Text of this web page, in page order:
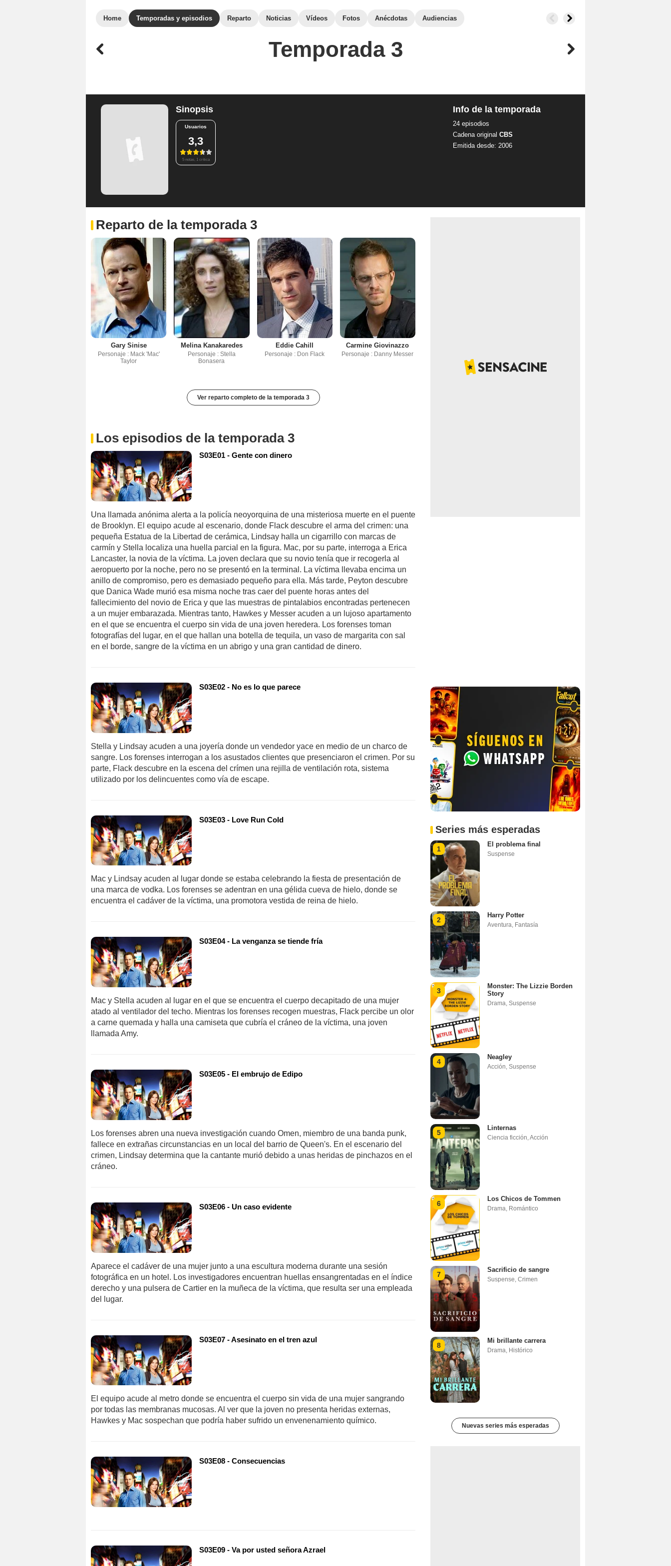
Home Temporadas y episodios Reparto Noticias Vídeos Fotos Anécdotas Audiencias
Temporada 3
Sinopsis
Usuarios
3,3
5 notas, 1 crítica
Info de la temporada
24 episodios
Cadena original CBS
Emitida desde: 2006
Reparto de la temporada 3
Gary Sinise
Personaje : Mack 'Mac'
Taylor
Melina Kanakaredes
Personaje : Stella
Bonasera
Eddie Cahill
Personaje : Don Flack
Carmine Giovinazzo
Personaje : Danny Messer
Ver reparto completo de la temporada 3
Los episodios de la temporada 3
S03E01 - Gente con dinero
Una llamada anónima alerta a la policía neoyorquina de una misteriosa muerte en el puente
de Brooklyn. El equipo acude al escenario, donde Flack descubre el arma del crimen: una
pequeña Estatua de la Libertad de cerámica, Lindsay halla un cigarrillo con marcas de
carmín y Stella localiza una huella parcial en la figura. Mac, por su parte, interroga a Erica
Lancaster, la novia de la víctima. La joven declara que su novio tenía que ir recogerla al
aeropuerto por la noche, pero no se presentó en la terminal. La víctima llevaba encima un
anillo de compromiso, pero es demasiado pequeño para ella. Más tarde, Peyton descubre
que Danica Wade murió esa misma noche tras caer del puente horas antes del
fallecimiento del novio de Erica y que las muestras de pintalabios encontradas pertenecen
a un mujer embarazada. Mientras tanto, Hawkes y Messer acuden a un lujoso apartamento
en el que se encuentra el cuerpo sin vida de una joven heredera. Los forenses toman
fotografías del lugar, en el que hallan una botella de tequila, un vaso de margarita con sal
en el borde, sangre de la víctima en un abrigo y una gran cantidad de dinero.
S03E02 - No es lo que parece
Stella y Lindsay acuden a una joyería donde un vendedor yace en medio de un charco de
sangre. Los forenses interrogan a los asustados clientes que presenciaron el crimen. Por su
parte, Flack descubre en la escena del crímen una rejilla de ventilación rota, sistema
utilizado por los delincuentes como vía de escape.
S03E03 - Love Run Cold
Mac y Lindsay acuden al lugar donde se estaba celebrando la fiesta de presentación de
una marca de vodka. Los forenses se adentran en una gélida cueva de hielo, donde se
encuentra el cadáver de la víctima, una promotora vestida de reina de hielo.
S03E04 - La venganza se tiende fría
Mac y Stella acuden al lugar en el que se encuentra el cuerpo decapitado de una mujer
atado al ventilador del techo. Mientras los forenses recogen muestras, Flack percibe un olor
a carne quemada y halla una camiseta que cubría el cráneo de la víctima, una joven
llamada Amy.
S03E05 - El embrujo de Edipo
Los forenses abren una nueva investigación cuando Omen, miembro de una banda punk,
fallece en extrañas circunstancias en un local del barrio de Queen's. En el escenario del
crimen, Lindsay determina que la cantante murió debido a unas heridas de pinchazos en el
cráneo.
S03E06 - Un caso evidente
Aparece el cadáver de una mujer junto a una escultura moderna durante una sesión
fotográfica en un hotel. Los investigadores encuentran huellas ensangrentadas en el índice
derecho y una pulsera de Cartier en la muñeca de la víctima, que resulta ser una empleada
del lugar.
S03E07 - Asesinato en el tren azul
El equipo acude al metro donde se encuentra el cuerpo sin vida de una mujer sangrando
por todas las membranas mucosas. Al ver que la joven no presenta heridas externas,
Hawkes y Mac sospechan que podría haber sufrido un envenenamiento químico.
S03E08 - Consecuencias
S03E09 - Va por usted señora Azrael
Series más esperadas
1
El problema final
Suspense
2
Harry Potter
Aventura Fantasía
3
Monster: The Lizzie Borden
Story
Drama Suspense
4
Neagley
Acción Suspense
5
Linternas
Ciencia ficción Acción
6
Los Chicos de Tommen
Drama Romántico
7
Sacrificio de sangre
Suspense Crimen
8
Mi brillante carrera
Drama Histórico
Nuevas series más esperadas